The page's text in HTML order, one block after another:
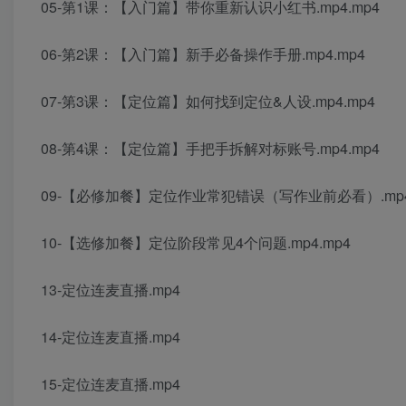
05-第1课：【入门篇】带你重新认识小红书.mp4.mp4
06-第2课：【入门篇】新手必备操作手册.mp4.mp4
07-第3课：【定位篇】如何找到定位&人设.mp4.mp4
08-第4课：【定位篇】手把手拆解对标账号.mp4.mp4
09-【必修加餐】定位作业常犯错误（写作业前必看）
10-【选修加餐】定位阶段常见4个问题.mp4.mp4
13-定位连麦直播.mp4
14-定位连麦直播.mp4
15-定位连麦直播.mp4